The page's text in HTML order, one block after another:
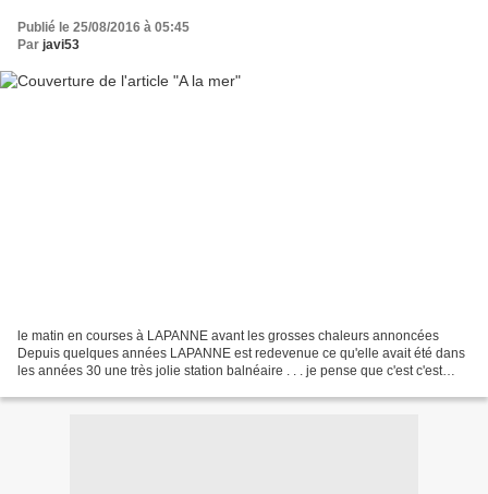
Publié le 25/08/2016 à 05:45
Par javi53
le matin en courses à LAPANNE avant les grosses chaleurs annoncées
Depuis quelques années LAPANNE est redevenue ce qu'elle avait été dans
les années 30 une très jolie station balnéaire . . . je pense que c'est c'est